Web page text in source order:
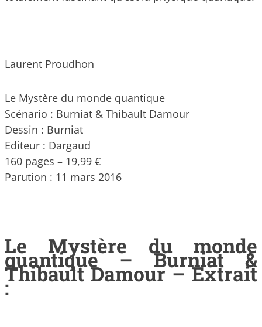
Laurent Proudhon
Le Mystère du monde quantique
Scénario : Burniat & Thibault Damour
Dessin : Burniat
Editeur : Dargaud
160 pages – 19,99 €
Parution : 11 mars 2016
Le Mystère du monde
quantique – Burniat &
Thibault Damour– Extrait
: